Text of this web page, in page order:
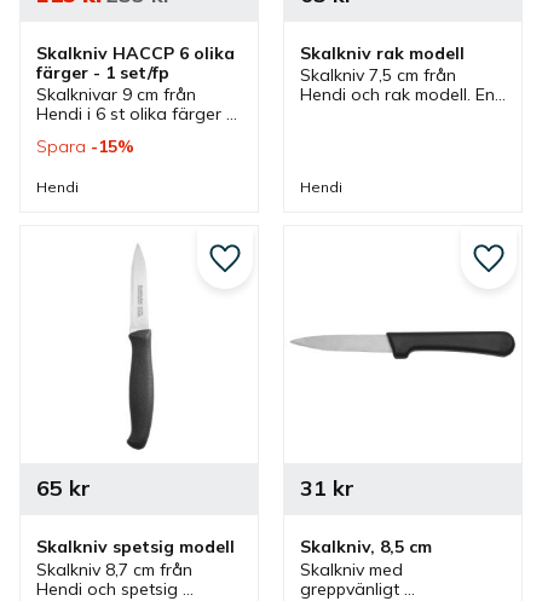
Skalkniv HACCP 6 olika
färger - 1 set/fp
Skalknivar 9 cm från
Hendi i 6 st olika färger
med skalknivar som
kök.
Spara 15%
Hendi
Skalkniv rak modell
Skalkniv 7,5 cm från
Hendi och rak modell. En
Hendi
Skalkniv spetsig modell
Skalkniv 8,7 cm från
Hendi och spetsig
65 kr
Lägg till i favoriter
Skalkniv, 8,5 cm
Skalkniv med
greppvänligt
31 kr
Lägg